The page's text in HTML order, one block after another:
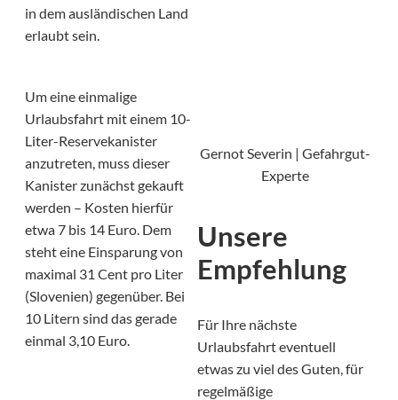
in dem ausländischen Land
erlaubt sein.
Um eine einmalige
Urlaubsfahrt mit einem 10-
Liter-Reservekanister
anzutreten, muss dieser
Kanister zunächst gekauft
werden – Kosten hierfür
etwa 7 bis 14 Euro. Dem
steht eine Einsparung von
maximal 31 Cent pro Liter
(Slovenien) gegenüber. Bei
10 Litern sind das gerade
einmal 3,10 Euro.
Gernot Severin | Gefahrgut-
Experte
Unsere
Empfehlung
Für Ihre nächste
Urlaubsfahrt eventuell
etwas zu viel des Guten, für
regelmäßige